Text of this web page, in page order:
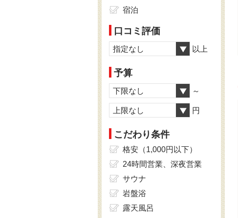
宿泊
口コミ評価
指定なし 以上
予算
下限なし ～
上限なし 円
こだわり条件
格安（1,000円以下）
24時間営業、深夜営業
サウナ
岩盤浴
露天風呂